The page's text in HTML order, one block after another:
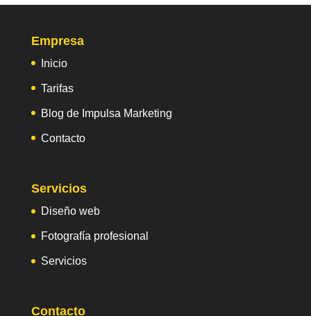
Empresa
Inicio
Tarifas
Blog de Impulsa Marketing
Contacto
Servicios
Diseño web
Fotografía profesional
Servicios
Contacto